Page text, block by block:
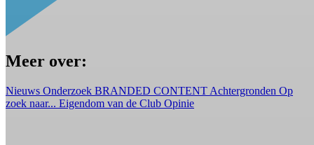
Meer over:
Nieuws Onderzoek BRANDED CONTENT Achtergronden Op
zoek naar... Eigendom van de Club Opinie